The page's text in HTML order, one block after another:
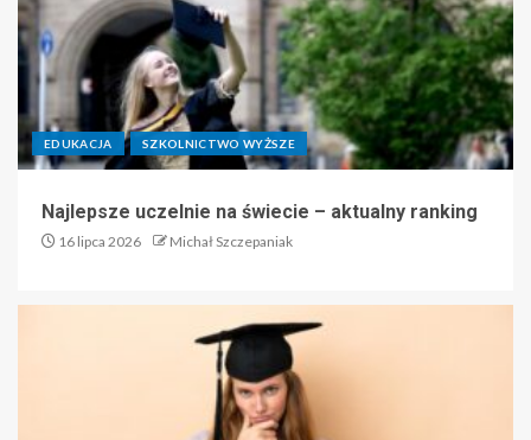
EDUKACJA SZKOLNICTWO WYŻSZE
Najlepsze uczelnie na świecie – aktualny ranking
16 lipca 2026 Michał Szczepaniak